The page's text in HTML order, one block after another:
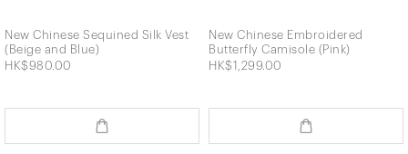
New Chinese Sequined Silk Vest
(Beige and Blue)
HK$980.00
New Chinese Embroidered
Butterfly Camisole (Pink)
HK$1,299.00